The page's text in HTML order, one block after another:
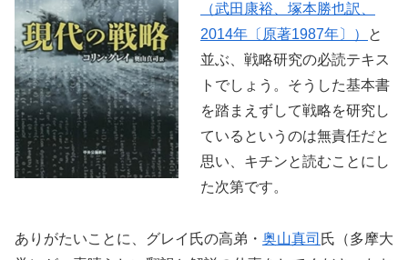
（武田康裕、塚本勝也訳、
2014年〔原著1987年〕）
と
並ぶ、戦略研究の必読テキス
トでしょう。そうした基本書
を踏まえずして戦略を研究し
ているというのは無責任だと
思い、キチンと読むことにし
た次第です。
ありがたいことに、グレイ氏の高弟・ 奥山真司 氏（多摩大